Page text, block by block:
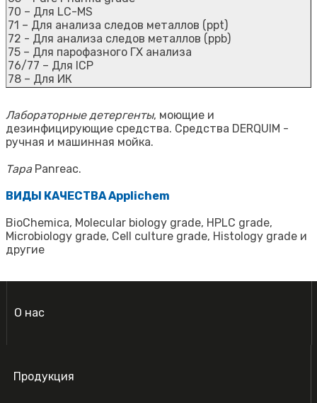
70 – Для LC-MS
71 – Для анализа следов металлов (ppt)
72 - Для анализа следов металлов (ppb)
75 – Для парофазного ГХ анализа
76/77 – Для ICP
78 – Для ИК
Лабораторные детергенты, моющие и
дезинфицирующие средства. Средства DERQUIM -
ручная и машинная мойка.
ТараPanreac.
ВИДЫ КАЧЕСТВА Applichem
BioChemica, Molecular biology grade, HPLC grade,
Microbiology grade, Cell culture grade, Histology grade и
другие
О нас
Продукция